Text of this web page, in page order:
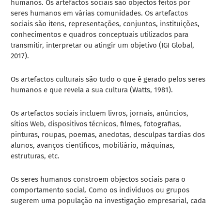
humanos. Os artefactos sociais são objectos feitos por
seres humanos em várias comunidades. Os artefactos
sociais são itens, representações, conjuntos, instituições,
conhecimentos e quadros conceptuais utilizados para
transmitir, interpretar ou atingir um objetivo (IGI Global,
2017).
Os artefactos culturais são tudo o que é gerado pelos seres
humanos e que revela a sua cultura (Watts, 1981).
Os artefactos sociais incluem livros, jornais, anúncios,
sítios Web, dispositivos técnicos, filmes, fotografias,
pinturas, roupas, poemas, anedotas, desculpas tardias dos
alunos, avanços científicos, mobiliário, máquinas,
estruturas, etc.
Os seres humanos constroem objectos sociais para o
comportamento social. Como os indivíduos ou grupos
sugerem uma população na investigação empresarial, cada